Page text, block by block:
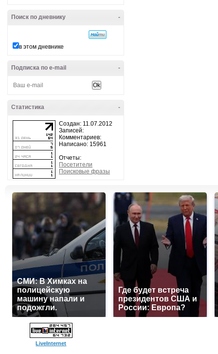
-
Поиск по дневнику
в этом дневнике
-
Подписка по e-mail
-
Статистика
Создан: 11.07.2012
Записей:
Комментариев:
Написано: 15961
Отчеты:
Посетители
Поисковые фразы
СМИ: В Химках на
полицейскую
машину напали и
подожгли.
Где будет встреча
президентов США и
России: Европа?
LiveInternet